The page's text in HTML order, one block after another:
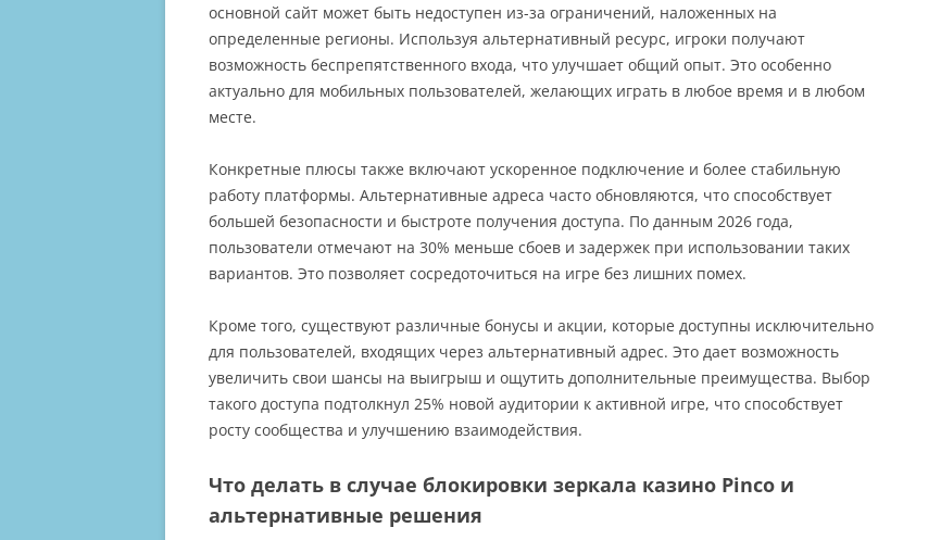
основной сайт может быть недоступен из-за ограничений, наложенных на
определенные регионы. Используя альтернативный ресурс, игроки получают
возможность беспрепятственного входа, что улучшает общий опыт. Это особенно
актуально для мобильных пользователей, желающих играть в любое время и в любом
месте.
Конкретные плюсы также включают ускоренное подключение и более стабильную
работу платформы. Альтернативные адреса часто обновляются, что способствует
большей безопасности и быстроте получения доступа. По данным 2026 года,
пользователи отмечают на 30% меньше сбоев и задержек при использовании таких
вариантов. Это позволяет сосредоточиться на игре без лишних помех.
Кроме того, существуют различные бонусы и акции, которые доступны исключительно
для пользователей, входящих через альтернативный адрес. Это дает возможность
увеличить свои шансы на выигрыш и ощутить дополнительные преимущества. Выбор
такого доступа подтолкнул 25% новой аудитории к активной игре, что способствует
росту сообщества и улучшению взаимодействия.
Что делать в случае блокировки зеркала казино Pinco и
альтернативные решения